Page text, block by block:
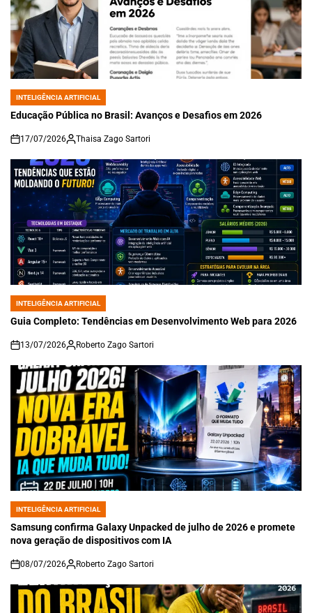
POSTED
IN
INTELIGÊNCIA ARTIFICIAL
Educação Pública no Brasil: Avanços e Desafios em 2026
on
17/07/2026 Thaisa Zago Sartori
POSTED
IN
INTELIGÊNCIA ARTIFICIAL
Guia Completo: Tendências em Desenvolvimento Web para 2026
on
13/07/2026 Roberto Zago Sartori
POSTED
IN
INTELIGÊNCIA ARTIFICIAL
Samsung confirma Galaxy Unpacked de julho de 2026 e promete
nova geração de dispositivos com IA
on
08/07/2026 Roberto Zago Sartori